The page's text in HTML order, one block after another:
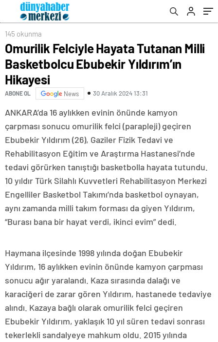
145 okunma
Omurilik Felciyle Hayata Tutanan Milli
Basketbolcu Ebubekir Yıldırım’ın
Hikayesi
ABONE OL News 30 Aralık 2024 13:31
ANKARA’da 16 aylıkken evinin önünde kamyon
çarpması sonucu omurilik felci (parapleji) geçiren
Ebubekir Yıldırım (26), Gaziler Fizik Tedavi ve
Rehabilitasyon Eğitim ve Araştırma Hastanesi’nde
tedavi görürken tanıştığı basketbolla hayata tutundu.
10 yıldır Türk Silahlı Kuvvetleri Rehabilitasyon Merkezi
Engelliler Basketbol Takımı’nda basketbol oynayan,
aynı zamanda milli takım forması da giyen Yıldırım,
“Burası bana bir hayat verdi, ikinci evim” dedi.
Haymana ilçesinde 1998 yılında doğan Ebubekir
Yıldırım, 16 aylıkken evinin önünde kamyon çarpması
sonucu ağır yaralandı. Kaza sırasında dalağı ve
karaciğeri de zarar gören Yıldırım, hastanede tedaviye
alındı. Kazaya bağlı olarak omurilik felci geçiren
Ebubekir Yıldırım, yaklaşık 10 yıl süren tedavi sonrası
tekerlekli sandalyeye mahkum oldu. 2015 yılında